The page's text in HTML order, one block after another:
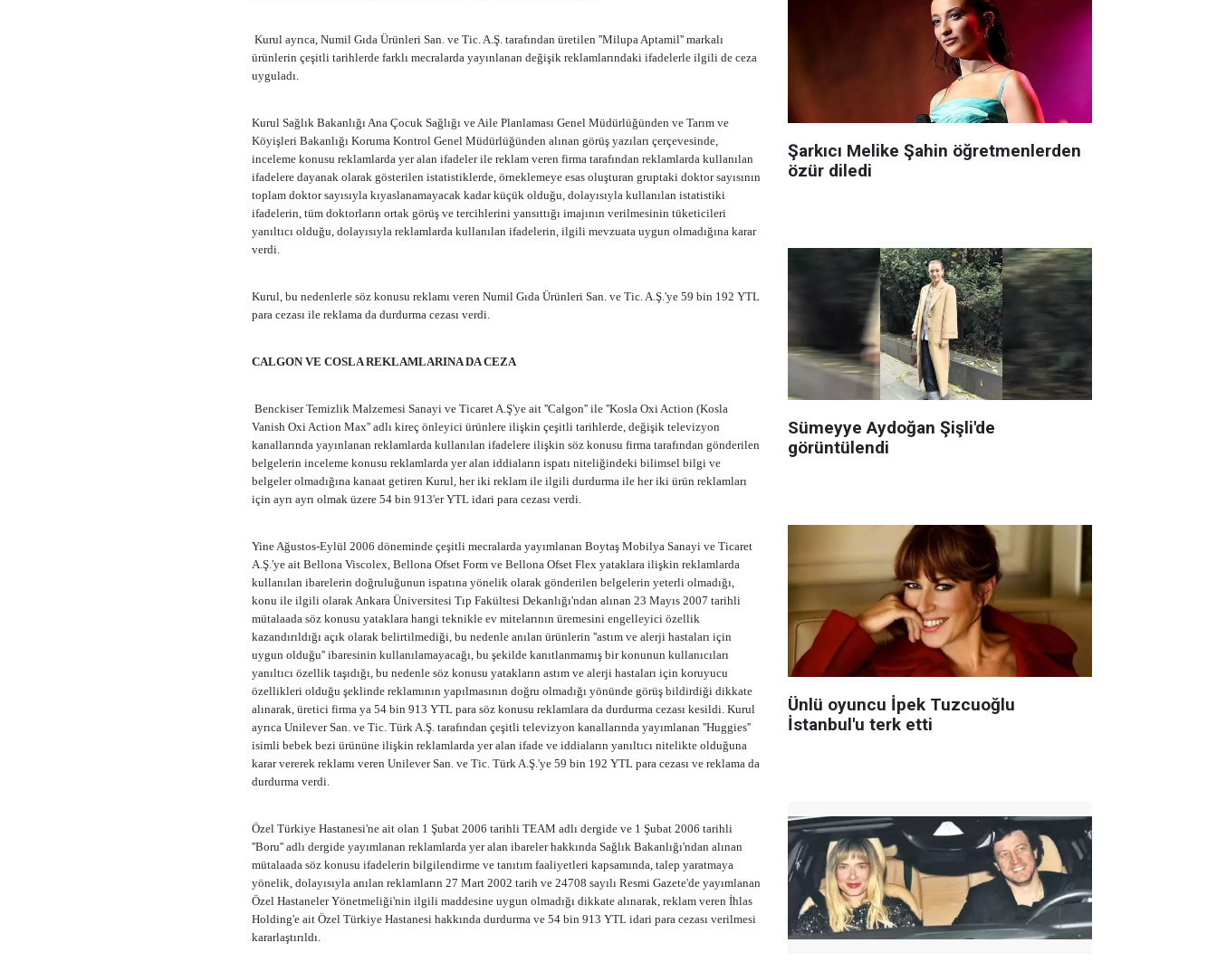
Kurul ayrıca, Numil Gıda Ürünleri San. ve Tic. A.Ş. tarafından üretilen ''Milupa Aptamil'' markalı
ürünlerin çeşitli tarihlerde farklı mecralarda yayınlanan değişik reklamlarındaki ifadelerle ilgili de ceza
uyguladı.
Kurul Sağlık Bakanlığı Ana Çocuk Sağlığı ve Aile Planlaması Genel Müdürlüğünden ve Tarım ve
Köyişleri Bakanlığı Koruma Kontrol Genel Müdürlüğünden alınan görüş yazıları çerçevesinde,
inceleme konusu reklamlarda yer alan ifadeler ile reklam veren firma tarafından reklamlarda kullanılan
ifadelere dayanak olarak gösterilen istatistiklerde, örneklemeye esas oluşturan gruptaki doktor sayısının
toplam doktor sayısıyla kıyaslanamayacak kadar küçük olduğu, dolayısıyla kullanılan istatistiki
ifadelerin, tüm doktorların ortak görüş ve tercihlerini yansıttığı imajının verilmesinin tüketicileri
yanıltıcı olduğu, dolayısıyla reklamlarda kullanılan ifadelerin, ilgili mevzuata uygun olmadığına karar
verdi.
Kurul, bu nedenlerle söz konusu reklamı veren Numil Gıda Ürünleri San. ve Tic. A.Ş.'ye 59 bin 192 YTL
para cezası ile reklama da durdurma cezası verdi.
CALGON VE COSLA REKLAMLARINA DA CEZA
Benckiser Temizlik Malzemesi Sanayi ve Ticaret A.Ş'ye ait ''Calgon'' ile ''Kosla Oxi Action (Kosla
Vanish Oxi Action Max'' adlı kireç önleyici ürünlere ilişkin çeşitli tarihlerde, değişik televizyon
kanallarında yayınlanan reklamlarda kullanılan ifadelere ilişkin söz konusu firma tarafından gönderilen
belgelerin inceleme konusu reklamlarda yer alan iddiaların ispatı niteliğindeki bilimsel bilgi ve
belgeler olmadığına kanaat getiren Kurul, her iki reklam ile ilgili durdurma ile her iki ürün reklamları
için ayrı ayrı olmak üzere 54 bin 913'er YTL idari para cezası verdi.
Yine Ağustos-Eylül 2006 döneminde çeşitli mecralarda yayımlanan Boytaş Mobilya Sanayi ve Ticaret
A.Ş.'ye ait Bellona Viscolex, Bellona Ofset Form ve Bellona Ofset Flex yataklara ilişkin reklamlarda
kullanılan ibarelerin doğruluğunun ispatına yönelik olarak gönderilen belgelerin yeterli olmadığı,
konu ile ilgili olarak Ankara Üniversitesi Tıp Fakültesi Dekanlığı'ndan alınan 23 Mayıs 2007 tarihli
mütalaada söz konusu yataklara hangi teknikle ev mitelarının üremesini engelleyici özellik
kazandırıldığı açık olarak belirtilmediği, bu nedenle anılan ürünlerin ''astım ve alerji hastaları için
uygun olduğu'' ibaresinin kullanılamayacağı, bu şekilde kanıtlanmamış bir konunun kullanıcıları
yanıltıcı özellik taşıdığı, bu nedenle söz konusu yatakların astım ve alerji hastaları için koruyucu
özellikleri olduğu şeklinde reklamının yapılmasının doğru olmadığı yönünde görüş bildirdiği dikkate
alınarak, üretici firma ya 54 bin 913 YTL para söz konusu reklamlara da durdurma cezası kesildi. Kurul
ayrıca Unilever San. ve Tic. Türk A.Ş. tarafından çeşitli televizyon kanallarında yayımlanan ''Huggies''
isimli bebek bezi ürününe ilişkin reklamlarda yer alan ifade ve iddiaların yanıltıcı nitelikte olduğuna
karar vererek reklamı veren Unilever San. ve Tic. Türk A.Ş.'ye 59 bin 192 YTL para cezası ve reklama da
durdurma verdi.
Özel Türkiye Hastanesi'ne ait olan 1 Şubat 2006 tarihli TEAM adlı dergide ve 1 Şubat 2006 tarihli
''Boru'' adlı dergide yayımlanan reklamlarda yer alan ibareler hakkında Sağlık Bakanlığı'ndan alınan
mütalaada söz konusu ifadelerin bilgilendirme ve tanıtım faaliyetleri kapsamında, talep yaratmaya
yönelik, dolayısıyla anılan reklamların 27 Mart 2002 tarih ve 24708 sayılı Resmi Gazete'de yayımlanan
Özel Hastaneler Yönetmeliği'nin ilgili maddesine uygun olmadığı dikkate alınarak, reklam veren İhlas
Holding'e ait Özel Türkiye Hastanesi hakkında durdurma ve 54 bin 913 YTL idari para cezası verilmesi
kararlaştırıldı.
Şarkıcı Melike Şahin öğretmenlerden
özür diledi
Sümeyye Aydoğan Şişli'de
görüntülendi
Ünlü oyuncu İpek Tuzcuoğlu
İstanbul'u terk etti